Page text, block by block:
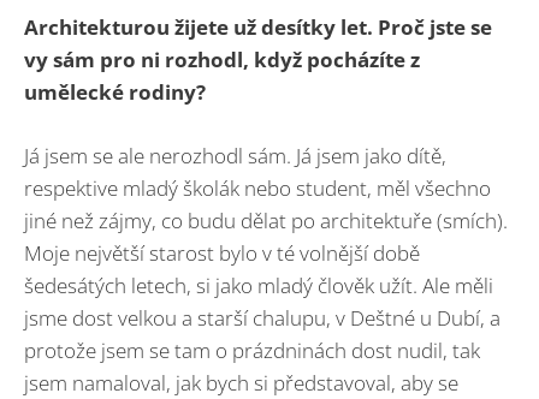
Architekturou žijete už desítky let. Proč jste se
vy sám pro ni rozhodl, když pocházíte z
umělecké rodiny?
Já jsem se ale nerozhodl sám. Já jsem jako dítě,
respektive mladý školák nebo student, měl všechno
jiné než zájmy, co budu dělat po architektuře (smích).
Moje největší starost bylo v té volnější době
šedesátých letech, si jako mladý člověk užít. Ale měli
jsme dost velkou a starší chalupu, v Deštné u Dubí, a
protože jsem se tam o prázdninách dost nudil, tak
jsem namaloval, jak bych si představoval, aby se